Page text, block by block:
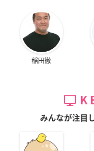
稲田徹
みんなが注目